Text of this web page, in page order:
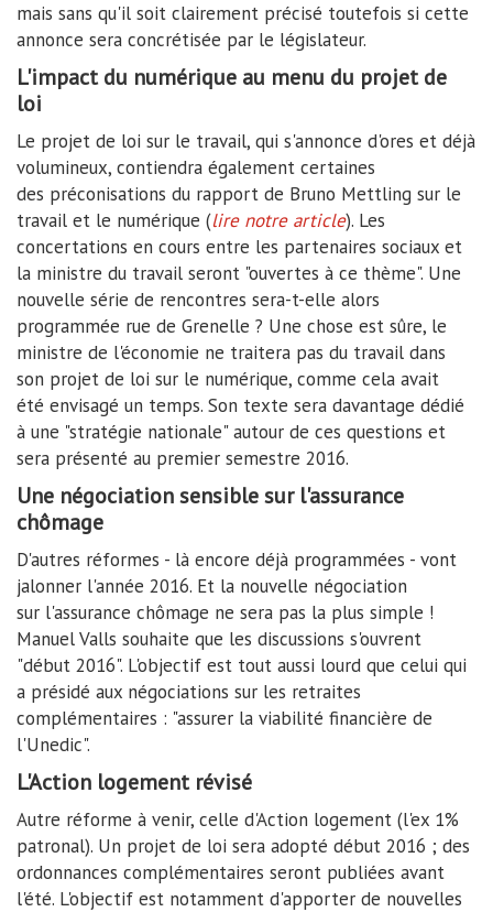
mais sans qu'il soit clairement précisé toutefois si cette
annonce sera concrétisée par le législateur.
L'impact du numérique au menu du projet de
loi
Le projet de loi sur le travail, qui s'annonce d'ores et déjà
volumineux, contiendra également certaines
des préconisations du rapport de Bruno Mettling sur le
travail et le numérique (lire notre article). Les
concertations en cours entre les partenaires sociaux et
la ministre du travail seront "ouvertes à ce thème". Une
nouvelle série de rencontres sera-t-elle alors
programmée rue de Grenelle ? Une chose est sûre, le
ministre de l'économie ne traitera pas du travail dans
son projet de loi sur le numérique, comme cela avait
été envisagé un temps. Son texte sera davantage dédié
à une "stratégie nationale" autour de ces questions et
sera présenté au premier semestre 2016.
Une négociation sensible sur l'assurance
chômage
D'autres réformes - là encore déjà programmées - vont
jalonner l'année 2016. Et la nouvelle négociation
sur l'assurance chômage ne sera pas la plus simple !
Manuel Valls souhaite que les discussions s'ouvrent
"début 2016". L'objectif est tout aussi lourd que celui qui
a présidé aux négociations sur les retraites
complémentaires : "assurer la viabilité financière de
l'Unedic".
L'Action logement révisé
Autre réforme à venir, celle d'Action logement (l'ex 1%
patronal). Un projet de loi sera adopté début 2016 ; des
ordonnances complémentaires seront publiées avant
l'été. L'objectif est notamment d'apporter de nouvelles